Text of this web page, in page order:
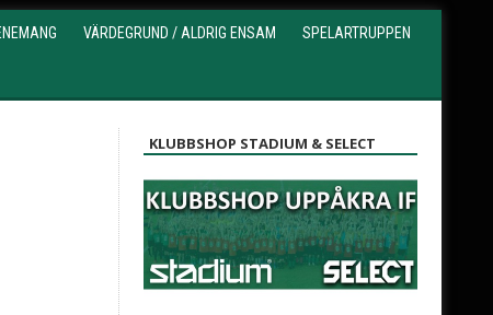
VÄRDEGRUND / ALDRIG ENSAM SPELARTRUPPEN
KLUBBSHOP STADIUM & SELECT